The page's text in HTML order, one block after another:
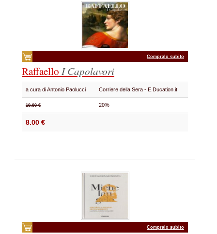
Compralo subito
Raffaello I Capolavori
a cura di Antonio Paolucci Corriere della Sera - E.Ducation.it
10.00 € 20%
8.00 €
Compralo subito